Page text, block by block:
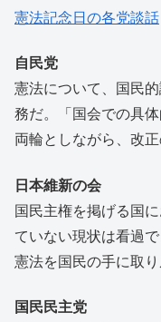
憲法記念日の各党談話
自民党
憲法について、国民
務だ。「国会での具
両輪としながら、改
日本維新の会
国民主権を掲げる国
ていない現状は看過
憲法を国民の手に取
国民民主党